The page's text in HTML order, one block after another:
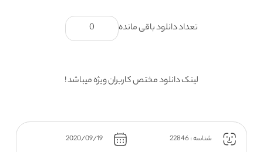
تعداد دانلود باقی مانده 0
لینک دانلود مختص کاربران ویژه میباشد !
شناسه : 22846 2020/09/19